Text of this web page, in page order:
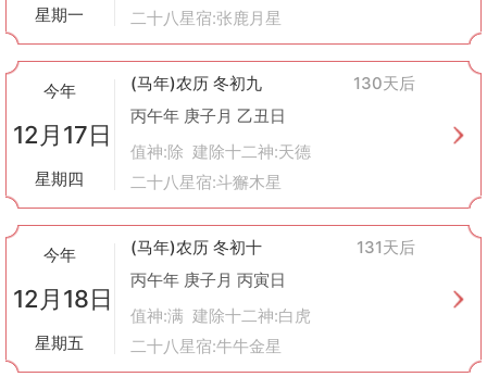
星期一
二十八星宿:张鹿月星
今年
12月17日
星期四
(马年)农历 冬初九
130天后
丙午年 庚子月 乙丑日
值神:除 建除十二神:天德
二十八星宿:斗獬木星
今年
12月18日
星期五
(马年)农历 冬初十
131天后
丙午年 庚子月 丙寅日
值神:满 建除十二神:白虎
二十八星宿:牛牛金星